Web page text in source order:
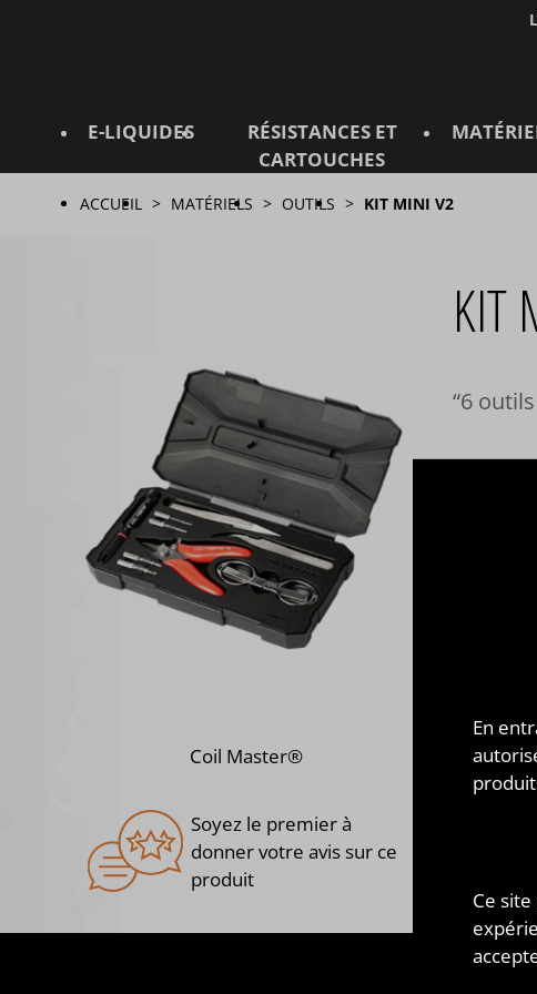
E-LIQUIDES
RÉSISTANCES ET
CARTOUCHES
ACCUEIL MATÉRIELS OUTILS KIT MINI V2
KIT
6
Master
Ce
aux
De plus
Coil Master®
Soyez le premier à
donner votre avis sur ce
produit
En
Ce